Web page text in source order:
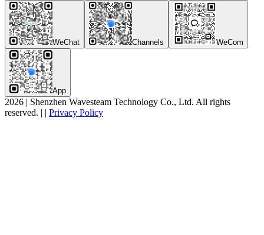
WeChat Channels WeCom
App
2026 | Shenzhen Wavesteam Technology Co., Ltd. All rights
reserved. | | Privacy Policy